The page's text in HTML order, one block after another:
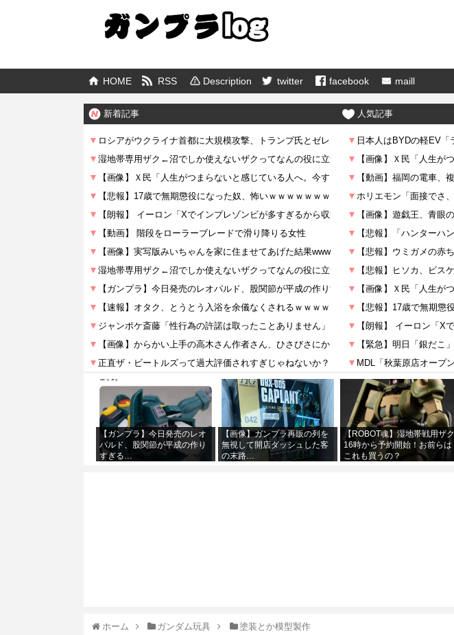
HOME RSS Description twitter facebook maill
新着記事 人気記事
【ガンプラ】今日発売のレオ
パルド、股関節が平成の作り
すぎる…
【画像】ガンプラ再販の列を
無視して開店ダッシュした客
の末路…
【ROBOT魂】湿地帯戦用ザク
16時から予約開始！お前らは
これも買うの？
ホーム ガンダム玩具 塗装とか模型製作